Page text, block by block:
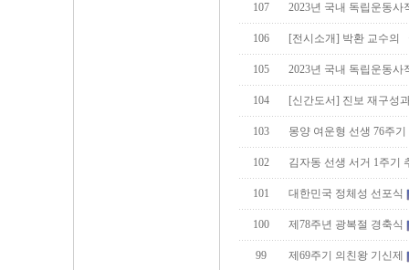
107 2023년 국내 독립운동
106 [전시소개] 박환 교수의
105 2023년 국내 독립운동사
104 [신간도서] 진보 재구성
103 몽양 여운형 선생 76주
102 김자동 선생 서거 1주기
101 대한민국 정체성 선포식
100 제78주년 광복절 경축식
99 제69주기 의친왕 기신제